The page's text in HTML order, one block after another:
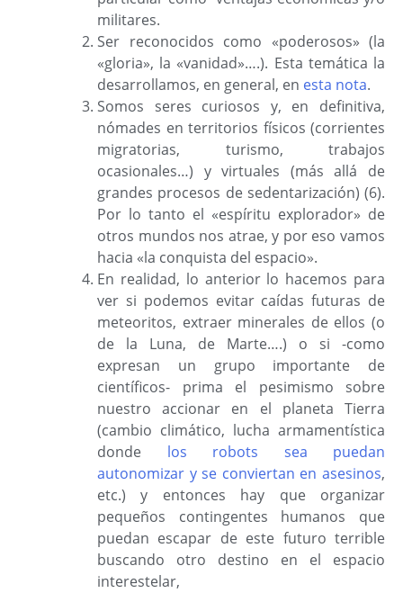
militares.
Ser reconocidos como «poderosos» (la
«gloria», la «vanidad»….). Esta temática la
desarrollamos, en general, en esta nota.
Somos seres curiosos y, en definitiva,
nómades en territorios físicos (corrientes
migratorias, turismo, trabajos
ocasionales…) y virtuales (más allá de
grandes procesos de sedentarización) (6).
Por lo tanto el «espíritu explorador» de
otros mundos nos atrae, y por eso vamos
hacia «la conquista del espacio».
En realidad, lo anterior lo hacemos para
ver si podemos evitar caídas futuras de
meteoritos, extraer minerales de ellos (o
de la Luna, de Marte….) o si -como
expresan un grupo importante de
científicos- prima el pesimismo sobre
nuestro accionar en el planeta Tierra
(cambio climático, lucha armamentística
donde los robots sea puedan
autonomizar y se conviertan en asesinos,
etc.) y entonces hay que organizar
pequeños contingentes humanos que
puedan escapar de este futuro terrible
buscando otro destino en el espacio
interestelar,